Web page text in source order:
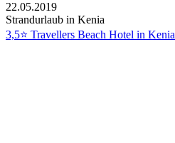
22.05.2019
Strandurlaub in Kenia
3,5⭐ Travellers Beach Hotel in Kenia